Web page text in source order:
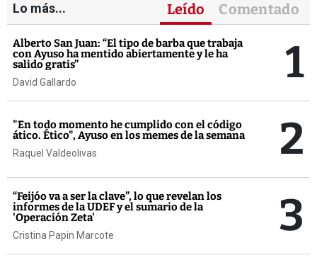
Lo más... Leído Comentado
Alberto San Juan: “El tipo de barba que trabaja
con Ayuso ha mentido abiertamente y le ha
salido gratis”
David Gallardo 1
"En todo momento he cumplido con el código
ático. Ético", Ayuso en los memes de la semana
Raquel Valdeolivas 2
“Feijóo va a ser la clave”, lo que revelan los
informes de la UDEF y el sumario de la
'Operación Zeta'
Cristina Papin Marcote 3